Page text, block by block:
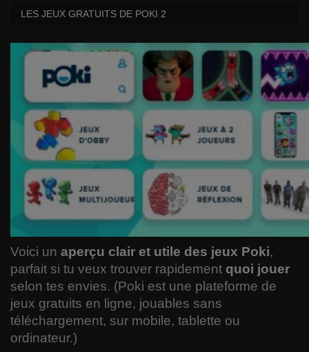
LES JEUX GRATUITS DE POKI 2
Voici un aperçu clair et utile des jeux Poki,
parfait si tu veux trouver rapidement quoi jouer
selon tes envies. (Poki est une plateforme de
jeux gratuits en ligne, jouables sans
téléchargement, sur mobile, tablette ou
ordinateur.)